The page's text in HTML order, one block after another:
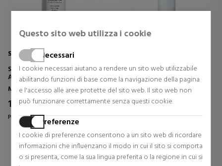
Questo sito web utilizza i cookie
Necessari
I cookie necessari aiutano a rendere un sito web utilizzabile
abilitando funzioni di base come la navigazione della pagina
e l'accesso alle aree protette del sito web. Il sito web non
può funzionare correttamente senza questi cookie.
Preferenze
I cookie di preferenze consentono a un sito web di ricordare
informazioni che influenzano il modo in cui il sito si comporta
o si presenta, come la sua lingua preferita o la regione in cui si
SISLEY
SISLEYA L'INTEGRAL ANTI-
AGE CONCENTRATE HAND
CARE
CREMA MANI ANTI-ETÀ
Mani
106,35 € 36% Sconto
Prezzo originale 165,49 €
1 riesami
ABSOLUTE SILK MICRO
MOUSSE TREATMENT
MOUSSE TRATTAMENTO
ANTI-ETÀ
Trattamenti Viso
133,39 € 37% Sconto
Prezzo originale 211,00 €
5 riesami